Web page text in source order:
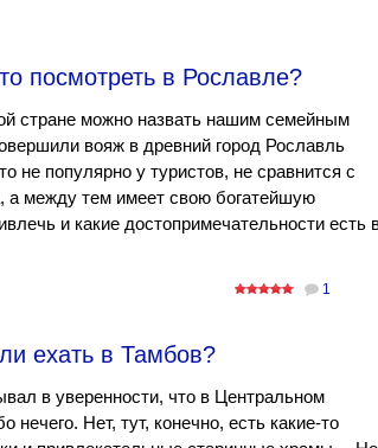
посмотреть в Рославле?
стране можно назвать нашим семейным
вояж в древний город Рославль
не популярно у туристов, не сравнится с
а между тем имеет свою богатейшую
и какие достопримечательности есть
1
ехать в Тамбов?
в уверенности, что в Центральном
нечего. Нет, тут, конечно, есть какие-то